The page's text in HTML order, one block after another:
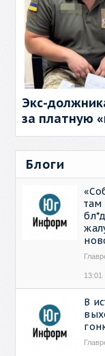
Экс-
за платную
Блоги
там
13:01
В